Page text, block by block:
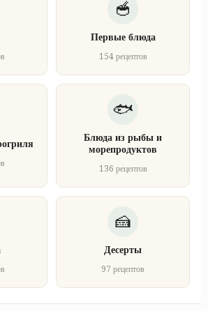
Первые блюда
154 рецептов
Блюда из рыбы и
морепродуктов
136 рецептов
Десерты
97 рецептов